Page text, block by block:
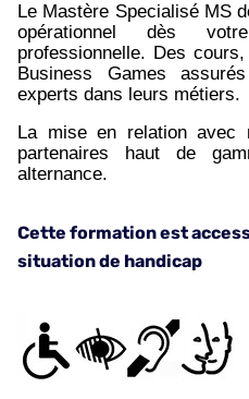
Le Mastère Specialisé MS
opérationnel dès
professionnelle. Des
Business Games
experts dans leurs métiers.
La mise en relation avec
partenaires haut de
alternance.
Cette formation est
situation de handicap